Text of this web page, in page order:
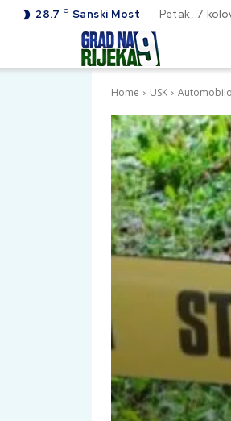
28.7 C Sanski Most Petak, 7
Home USK